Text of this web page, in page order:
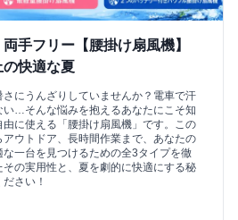
手フリー【腰掛け扇風機】
快適な夏
にうんざりしていませんか？電車で汗
い…そんな悩みを抱えるあなたにこそ知
に使える「腰掛け扇風機」です。この
ウトドア、長時間作業まで、あなたの
一台を見つけるための全3タイプを徹
の実用性と、夏を劇的に快適にする秘
さい！